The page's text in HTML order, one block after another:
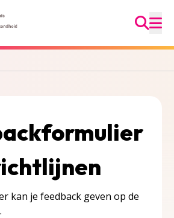
Ga
kan je feedback geven op de